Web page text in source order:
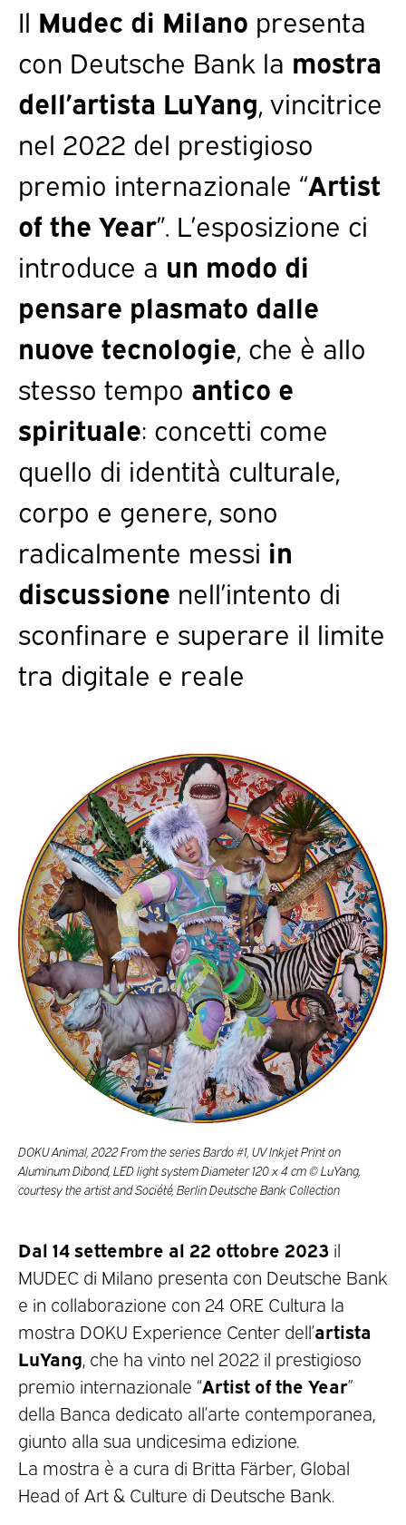
Il Mudec di Milano presenta
con Deutsche Bank la mostra
dell’artista LuYang, vincitrice
nel 2022 del prestigioso
premio internazionale “Artist
of the Year”. L’esposizione ci
introduce a un modo di
pensare plasmato dalle
nuove tecnologie, che è allo
stesso tempo antico e
spirituale: concetti come
quello di identità culturale,
corpo e genere, sono
radicalmente messi in
discussione nell’intento di
sconfinare e superare il limite
tra digitale e reale
DOKU Animal, 2022 From the series Bardo #1, UV Inkjet Print on
Aluminum Dibond, LED light system Diameter 120 x 4 cm © LuYang,
courtesy the artist and Société, Berlin Deutsche Bank Collection
Dal 14 settembre al 22 ottobre 2023 il
MUDEC di Milano presenta con Deutsche Bank
e in collaborazione con 24 ORE Cultura la
mostra DOKU Experience Center dell’artista
LuYang , che ha vinto nel 2022 il prestigioso
premio internazionale “Artist of the Year”
della Banca dedicato all’arte contemporanea,
giunto alla sua undicesima edizione.
La mostra è a cura di Britta Färber, Global
Head of Art & Culture di Deutsche Bank.